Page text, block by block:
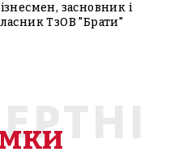
засновник і
ТзОВ "Брати"